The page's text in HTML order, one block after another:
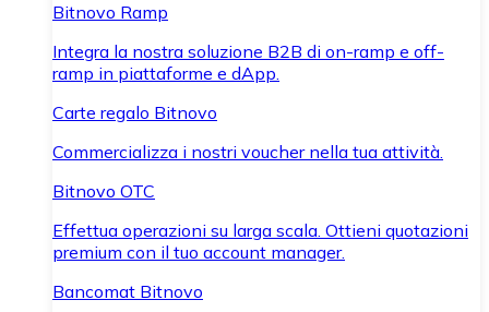
Bitnovo Ramp
Integra la nostra soluzione B2B di on-ramp e off-
ramp in piattaforme e dApp.
Carte regalo Bitnovo
Commercializza i nostri voucher nella tua attività.
Bitnovo OTC
Effettua operazioni su larga scala. Ottieni quotazioni
premium con il tuo account manager.
Bancomat Bitnovo